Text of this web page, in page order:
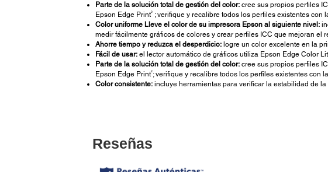
Parte de la solución total de gestión del color:cree sus propios perfiles
Epson Edge Print2; verifique y recalibre todos los perfiles existentes con
Color uniforme Lleve el color de su impresora Epson al siguiente nivel:
medir fácilmente gráficos de colores y crear perfiles ICC que mejoran el
Ahorre tiempo y reduzca el desperdicio:logre un color excelente en la
Fácil de usar:el lector automático de gráficos utiliza Epson Edge Color
Parte de la solución total de gestión del color:cree sus propios perfiles
Epson Edge Print2; verifique y recalibre todos los perfiles existentes con
Color consistente:incluye herramientas para verificar la estabilidad de